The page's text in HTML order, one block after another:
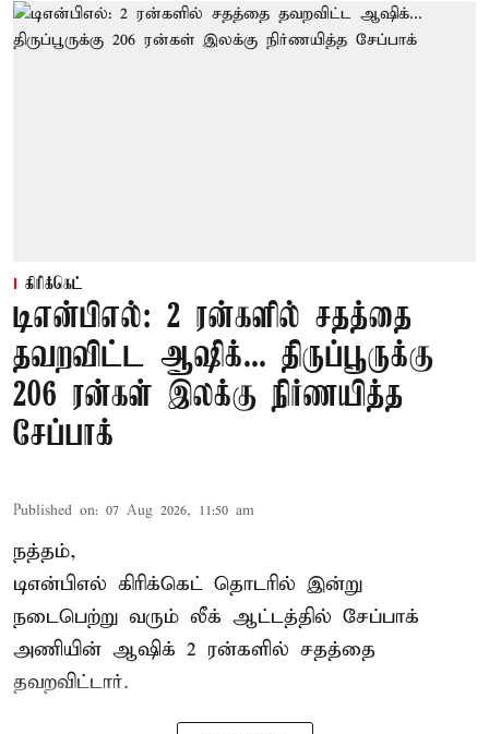
கிரிக்கெட்
டிஎன்பிஎல்: 2 ரன்களில் சதத்தை
தவறவிட்ட ஆஷிக்... திருப்பூருக்கு
206 ரன்கள் இலக்கு நிர்ணயித்த
சேப்பாக்
Published on: 07 Aug 2026, 11:50 am
நத்தம்,
டிஎன்பிஎல் கிரிக்கெட் தொடரில் இன்று
நடைபெற்று வரும் லீக் ஆட்டத்தில் சேப்பாக்
அணியின் ஆஷிக் 2 ரன்களில் சதத்தை
தவறவிட்டார்.